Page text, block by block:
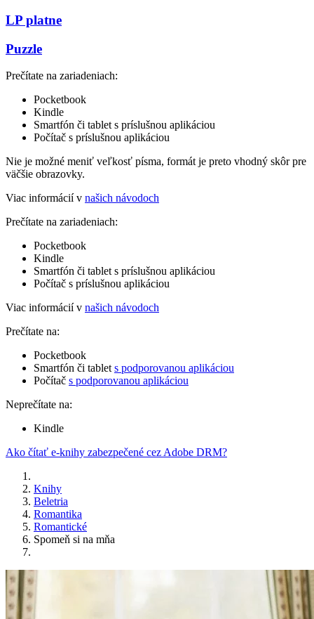
LP platne
Puzzle
Prečítate na zariadeniach:
Pocketbook
Kindle
Smartfón či tablet s príslušnou aplikáciou
Počítač s príslušnou aplikáciou
Nie je možné meniť veľkosť písma, formát je preto vhodný skôr pre
väčšie obrazovky.
Viac informácií v našich návodoch
Prečítate na zariadeniach:
Pocketbook
Kindle
Smartfón či tablet s príslušnou aplikáciou
Počítač s príslušnou aplikáciou
Viac informácií v našich návodoch
Prečítate na:
Pocketbook
Smartfón či tablet s podporovanou aplikáciou
Počítač s podporovanou aplikáciou
Neprečítate na:
Kindle
Ako čítať e-knihy zabezpečené cez Adobe DRM?
Knihy
Beletria
Romantika
Romantické
Spomeň si na mňa